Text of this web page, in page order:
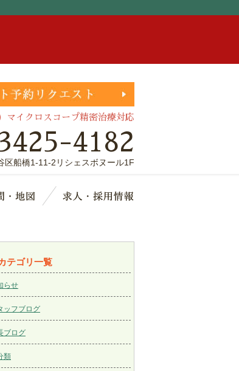
マイクロスコープ精密治療対応
4182
区船橋1-11-2リシェスボヌール1F
診療時間・地図
テゴリ一覧
らせ
ッフブログ
ブログ
類